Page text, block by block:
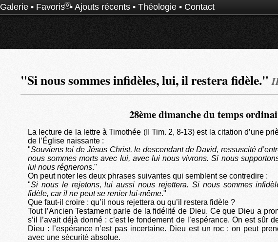
Galerie • Favoris0• Ajouts récents • Théologie • Contact
"Si nous sommes infidèles, lui, il restera fidèle."
28ème dimanche du temps
La lecture de la lettre à Timothée (II Tim. 2, 8-13) est la citation d’une
de l’Église naissante :
"Souviens toi de Jésus Christ, le descendant de David, ressuscité
nous sommes morts avec lui, avec lui nous vivrons. Si nous
lui nous régnerons."
On peut noter les deux phrases suivantes qui semblent se contredire :
"Si nous le rejetons, lui aussi nous rejettera. Si nous sommes
fidèle, car il ne peut se renier lui-même."
Que faut-il croire : qu’il nous rejettera ou qu’il restera fidèle ?
Tout l’Ancien Testament parle de la fidélité de Dieu. Ce que Dieu a
s’il l’avait déjà donné : c’est le fondement de l’espérance. On est sûr
Dieu : l’espérance n’est pas incertaine. Dieu est un roc : on peut
avec une sécurité absolue.